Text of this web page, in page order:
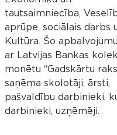
tautsaimniecība,
aprūpe, sociālais darbs
Kultūra. Šo
ar Latvijas Bankas
monētu “Gadskārtu
saņēma skolotāji, ārsti,
pašvaldību darbinieki,
darbinieki, uzņēmēji.